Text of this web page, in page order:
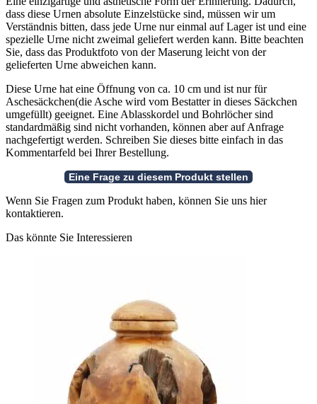
dass diese Urnen absolute Einzelstücke sind, müssen wir um
Verständnis bitten, dass jede Urne nur einmal auf Lager ist und eine
spezielle Urne nicht zweimal geliefert werden kann. Bitte beachten
Sie, dass das Produktfoto von der Maserung leicht von der
gelieferten Urne abweichen kann.
Diese Urne hat eine Öffnung von ca. 10 cm und ist nur für
Aschesäckchen(die Asche wird vom Bestatter in dieses Säckchen
umgefüllt) geeignet. Eine Ablasskordel und Bohrlöcher sind
standardmäßig sind nicht vorhanden, können aber auf Anfrage
nachgefertigt werden. Schreiben Sie dieses bitte einfach in das
Kommentarfeld bei Ihrer Bestellung.
Wenn Sie Fragen zum Produkt haben, können Sie uns hier
kontaktieren.
Das könnte Sie Interessieren